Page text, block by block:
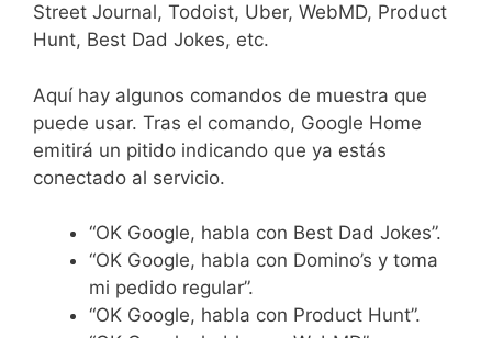
Street Journal, Todoist, Uber, WebMD, Product
Hunt, Best Dad Jokes, etc.
Aquí hay algunos comandos de muestra que
puede usar. Tras el comando, Google Home
emitirá un pitido indicando que ya estás
conectado al servicio.
“OK Google, habla con Best Dad Jokes”.
“OK Google, habla con Domino’s y toma
mi pedido regular”.
“OK Google, habla con Product Hunt”.